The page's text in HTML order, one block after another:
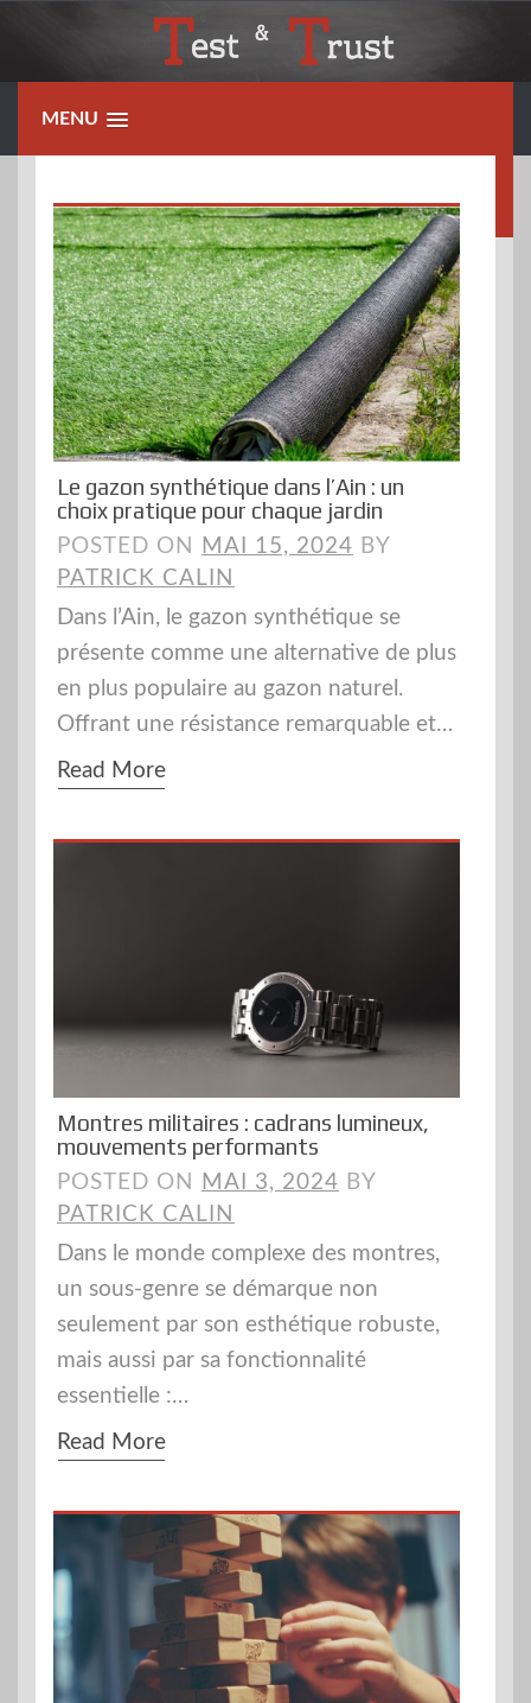
MENU
Le gazon synthétique dans l’Ain : un
choix pratique pour chaque jardin
POSTED ON MAI 15, 2024 BY
PATRICK CALIN
Dans l’Ain, le gazon synthétique se
présente comme une alternative de plus
en plus populaire au gazon naturel.
Offrant une résistance remarquable et…
Read More
Montres militaires : cadrans lumineux,
mouvements performants
POSTED ON MAI 3, 2024 BY
PATRICK CALIN
Dans le monde complexe des montres,
un sous-genre se démarque non
seulement par son esthétique robuste,
mais aussi par sa fonctionnalité
essentielle :…
Read More